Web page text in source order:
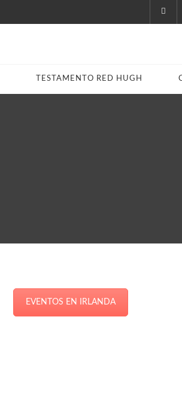
TESTAMENTO RED HUGH
EVENTOS EN IRLANDA